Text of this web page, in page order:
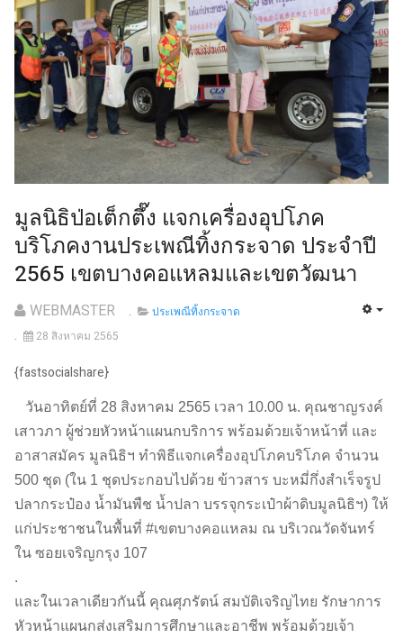
มูลนิธิป่อเต็กตึ๊ง แจกเครื่องอุปโภค
บริโภคงานประเพณีทิ้งกระจาด ประจำปี
2565 เขตบางคอแหลมและเขตวัฒนา
WEBMASTER
ประเพณีทิ้งกระจาด
28 สิงหาคม 2565
{fastsocialshare}
วันอาทิตย์ที่ 28 สิงหาคม 2565 เวลา 10.00 น. คุณชาญรงค์
เสาวภา ผู้ช่วยหัวหน้าแผนกบริการ พร้อมด้วยเจ้าหน้าที่ และ
อาสาสมัคร มูลนิธิฯ ทำพิธีแจกเครื่องอุปโภคบริโภค จำนวน
500 ชุด (ใน 1 ชุดประกอบไปด้วย ข้าวสาร บะหมี่กึ่งสำเร็จรูป
ปลากระป๋อง น้ำมันพืช น้ำปลา บรรจุกระเป๋าผ้าดิบมูลนิธิฯ) ให้
แก่ประชาชนในพื้นที่ #เขตบางคอแหลม ณ บริเวณวัดจันทร์
ใน ซอยเจริญกรุง 107
.
และในเวลาเดียวกันนี้ คุณศุภรัตน์ สมบัติเจริญไทย รักษาการ
หัวหน้าแผนกส่งเสริมการศึกษาและอาชีพ พร้อมด้วยเจ้า